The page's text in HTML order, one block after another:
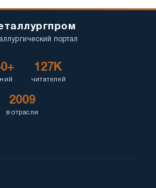
портал
127K
читателей
2009
в отрасли